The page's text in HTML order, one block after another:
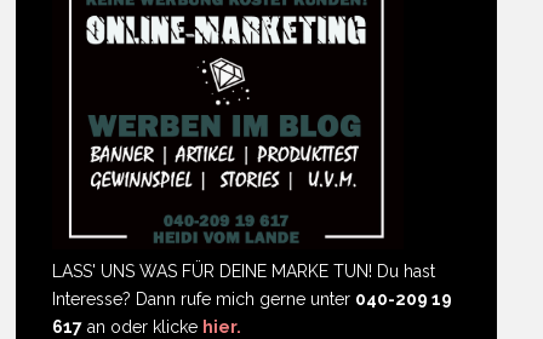
LASS' UNS WAS FÜR DEINE MARKE TUN! Du hast
Interesse? Dann rufe mich gerne unter 040-209 19
617 an oder klicke hier.